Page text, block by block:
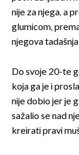
nije za njega, a
glumicom,
njegova
Do svoje 20-te
koja ga je i
nije dobio jer je
sažalio se nad
kreirati pravi